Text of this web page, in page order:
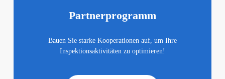
Partnerprogramm
Bauen Sie starke Kooperationen auf, um Ihre
Inspektionsaktivitäten zu optimieren!